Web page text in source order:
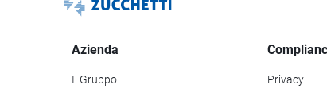
Azienda
Il Gruppo Privacy